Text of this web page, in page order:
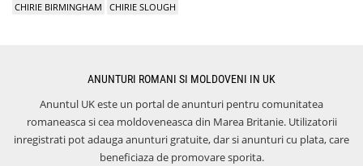
CHIRIE BIRMINGHAM
CHIRIE SLOUGH
ANUNTURI ROMANI SI MOLDOVENI IN UK
Anuntul UK este un portal de anunturi pentru comunitatea
romaneasca si cea moldoveneasca din Marea Britanie. Utilizatorii
inregistrati pot adauga anunturi gratuite, dar si anunturi cu plata, care
beneficiaza de promovare sporita.